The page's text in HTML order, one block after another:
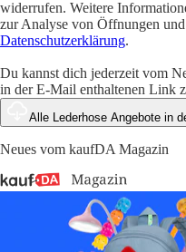
widerrufen. Weitere
zur Analyse von Öffnungen
Datenschutzerklärung.
Du kannst dich jederzeit vom
in der E-Mail enthaltenen Link
Alle Lederhose Angebote in
Neues vom kaufDA Magazin